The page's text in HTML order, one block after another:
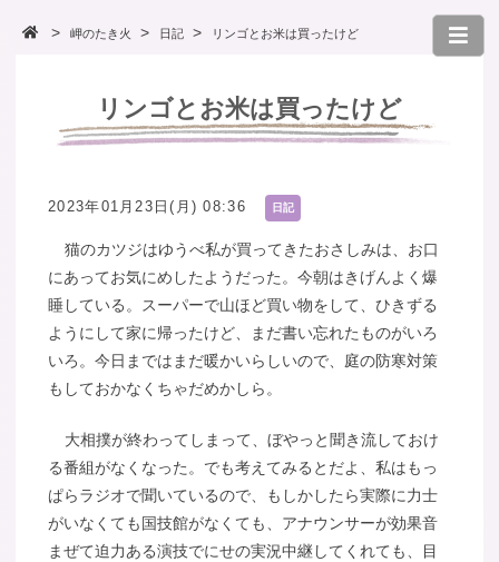
岬のたき火 日記 リンゴとお米は買ったけど
リンゴとお米は買ったけど
2023年01月23日(月) 08:36 日記
猫のカツジはゆうべ私が買ってきたおさしみは、お口
にあってお気にめしたようだった。今朝はきげんよく爆
睡している。スーパーで山ほど買い物をして、ひきずる
ようにして家に帰ったけど、まだ書い忘れたものがいろ
いろ。今日まではまだ暖かいらしいので、庭の防寒対策
もしておかなくちゃだめかしら。
大相撲が終わってしまって、ぼやっと聞き流しておけ
る番組がなくなった。でも考えてみるとだよ、私はもっ
ぱらラジオで聞いているので、もしかしたら実際に力士
がいなくても国技館がなくても、アナウンサーが効果音
まぜて迫力ある演技でにせの実況中継してくれても、目